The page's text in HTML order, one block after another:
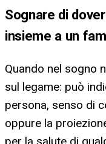
Sognare di
insieme a un
Quando nel sogno
sul legame: può
persona, senso di
oppure la